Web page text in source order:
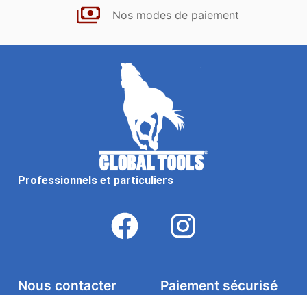
Nos modes de paiement
Professionnels et particuliers
Paiement sécurisé
Nous contacter